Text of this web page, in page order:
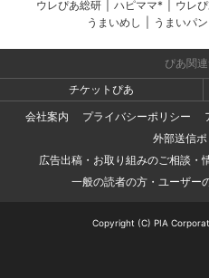
ウレぴあ総研 ハピママ* ウレ
うまいめし
うまいパン
ぴあ関
チケットぴあ
会社案内
プライバシーポリシー
外部送信
広告出稿・お取り組みのご相談・
一般の読者の方・ユーザー
Copyright (C) PIA